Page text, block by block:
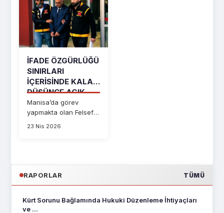
İFADE ÖZGÜRLÜĞÜ
SINIRLARI
İÇERISINDE KALAN
DÜŞÜNCE AÇIK...
Manisa’da görev
yapmakta olan Felsefe
23 Nis 2026
RAPORLAR TÜMÜ
Kürt Sorunu Bağlamında Hukuki Düzenleme İhtiyaçları
ve ...